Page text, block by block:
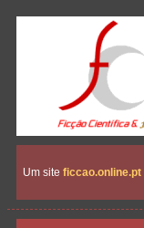
Um site ficcao.online.pt